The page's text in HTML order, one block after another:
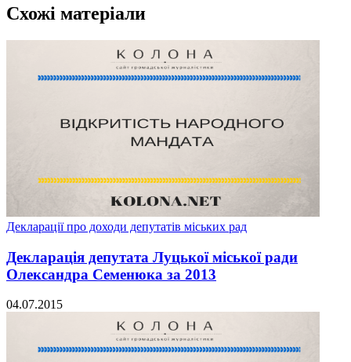
Схожі матеріали
Декларації про доходи депутатів міських рад
Декларація депутата Луцької міської ради
Олександра Семенюка за 2013
04.07.2015